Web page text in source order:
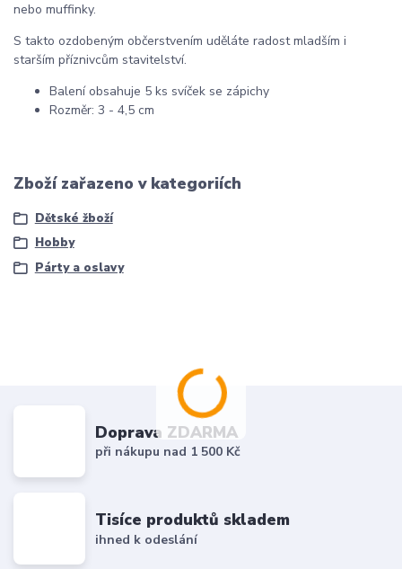
nebo muffinky.
S takto ozdobeným občerstvením uděláte radost mladším i
starším příznivcům stavitelství.
Balení obsahuje 5 ks svíček se zápichy
Rozměr: 3 - 4,5 cm
Zboží zařazeno v kategoriích
Dětské žboží
Hobby
Párty a oslavy
Doprava ZDARMA
při nákupu nad 1 500 Kč
Tisíce produktů skladem
ihned k odeslání